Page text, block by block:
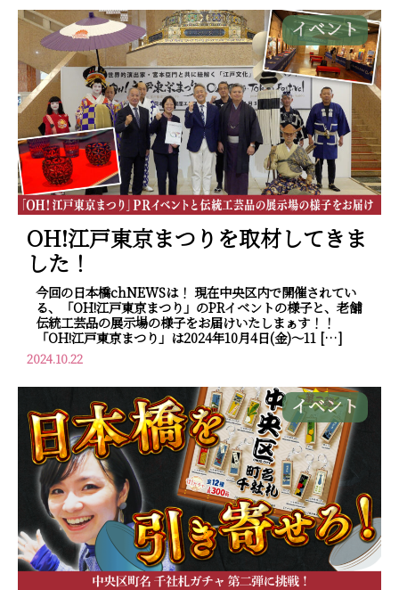
イベント
OH!江戸東京まつりを取材してきま
した！
今回の日本橋chNEWSは！ 現在中央区内で開催されてい
る、「OH!江戸東京まつり」のPRイベントの様子と、老舗
伝統工芸品の展示場の様子をお届けいたしまぁす！！
「OH!江戸東京まつり」は2024年10月4日(金)～11 […]
2024.10.22
イベント